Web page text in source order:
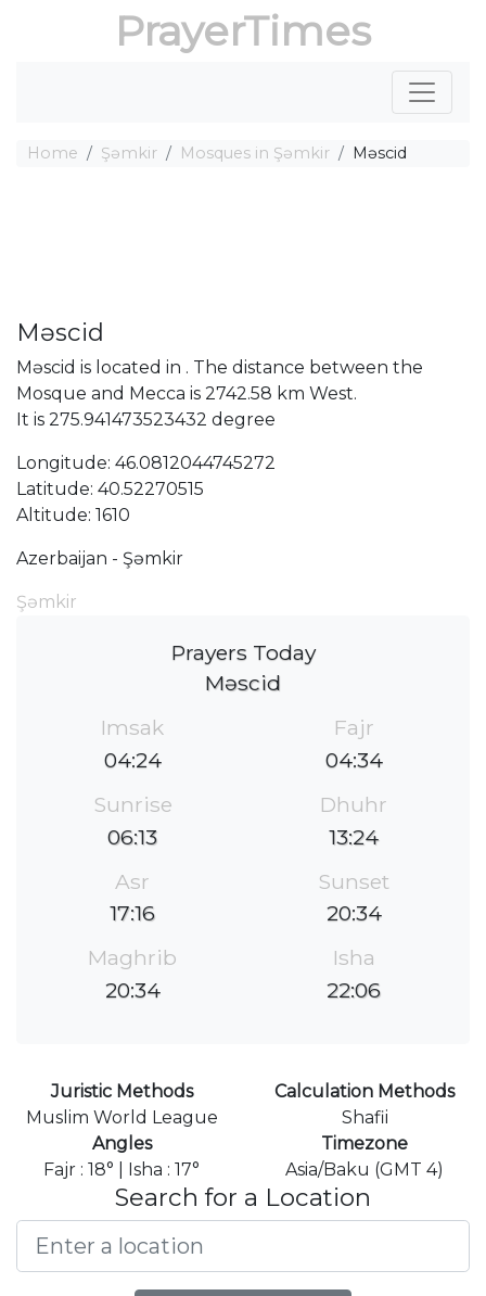
PrayerTimes
Home Şǝmkir Mosques in Şǝmkir Məscid
Məscid
Məscid is located in . The distance between the
Mosque and Mecca is 2742.58 km West.
It is 275.941473523432 degree
Longitude: 46.0812044745272
Latitude: 40.52270515
Altitude: 1610
Azerbaijan - Şǝmkir
Şǝmkir
Prayers Today
Məscid
Imsak
04:24
Fajr
04:34
Sunrise
06:13
Dhuhr
13:24
Asr
17:16
Sunset
20:34
Maghrib
20:34
Isha
22:06
Juristic Methods
Muslim World League
Calculation Methods
Shafii
Angles
Fajr : 18° | Isha : 17°
Timezone
Asia/Baku (GMT 4)
Search for a Location